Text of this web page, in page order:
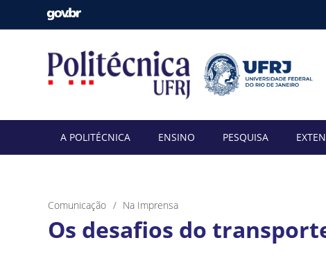
A POLITÉCNICA ENSINO PESQUISA
Comunicação Na Imprensa
Os desafios do